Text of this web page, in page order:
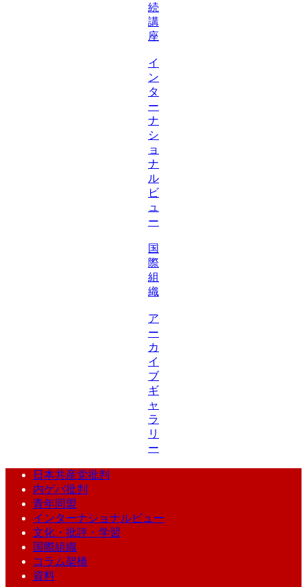
続
講
座
イ
ン
タ
ー
ナ
シ
ョ
ナ
ル
ビ
ュ
ー
国
際
組
織
ア
ー
カ
イ
ブ
ギ
ャ
ラ
リ
ー
日本共産党批判
内ゲバ批判
青年同盟
インターナショナルビュー
文化・批評・学習
国際組織
コラム架橋
資料